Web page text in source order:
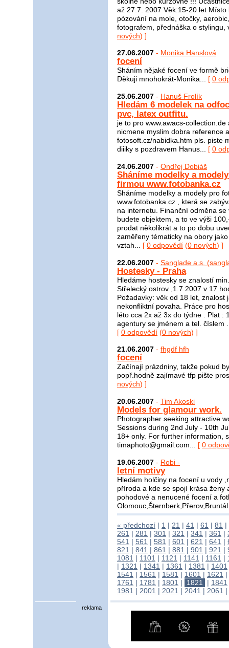
až 27.7. 2007 Věk:15-20 let
pózování na mole, otočky,
fotografem, přednáška o
nových) ]
27.06.2007 - Monika Hanslová
focení
Sháním nějaké focení ve formě
Děkuji mnohokrát-Monika... [ 0
25.06.2007 - Hanuš Frolík
Hledám 6 modelek na
pvc, latex outfitu.
je to pro www.awacs-
nicmene myslim dobra reference
fotosoft.cz/nabidka.htm pls. piste
diiiky s pozdravem Hanus... [ 0
24.06.2007 - Ondřej Dobiáš
Sháníme modelky a
firmou www.fotobanka.cz
Sháníme modelky a modely pro
www.fotobanka.cz , která se
na internetu. Finanční odměna
budete objektem, a to ve výši
prodat několikrát a to po dobu
zaměřeny tématicky na obory
vztah... [ 0 odpovědí (0 nových) ]
22.06.2007 - Sanglade a.s.
Hostesky - Praha
Hledáme hostesky se znalostí
Střelecký ostrov ,1.7.2007 v 17
Požadavky: věk od 18 let,
nekonfliktní povaha. Práce pro
léto cca 2x až 3x do týdne . Plat :
agentury se jménem a tel. číslem
[ 0 odpovědí (0 nových) ]
21.06.2007 - fhgdf hfh
focení
Začínají prázdniny, takže pokud
popř.hodně zajímavé tfp pište
nových) ]
20.06.2007 - Tim Akoski
Models for glamour work.
Photographer seeking attractive
Sessions during 2nd July - 10th
18+ only. For further information,
timaphoto@gmail.com... [ 0
19.06.2007 - Robi -
letní motivy
Hledám holčiny na focení u vody
příroda a kde se spojí krása ženy
pohodové a nenucené focení a
« předchozí | 1 | 21 | 41 | 61 | 81 |
261 | 281 | 301 | 321 | 341 | 361 |
541 | 561 | 581 | 601 | 621 | 641 |
821 | 841 | 861 | 881 | 901 | 921 |
1081 | 1101 | 1121 | 1141 | 1161 |
| 1321 | 1341 | 1361 | 1381 | 1401
1541 | 1561 | 1581 | 1601 | 1621 |
1761 | 1781 | 1801 | 1821 | 1841
1981 | 2001 | 2021 | 2041 | 2061 |
reklama